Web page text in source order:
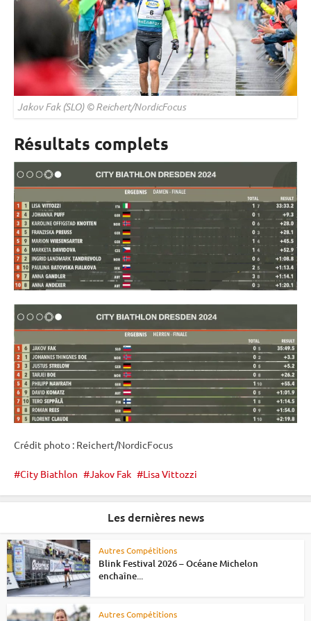
Jakov Fak (SLO) © Reichert/NordicFocus
Résultats complets
Crédit photo : Reichert/NordicFocus
City Biathlon Jakov Fak Lisa Vittozzi
Les dernières news
Autres Compétitions
Blink Festival 2026 – Océane Michelon
enchaîne...
Autres Compétitions